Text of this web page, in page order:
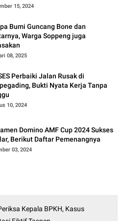
15, 2024
Bumi Guncang Bone dan
Warga Soppeng juga
08, 2025
Perbaiki Jalan Rusak di
Bukti Nyata Kerja Tanpa
10, 2024
Domino AMF Cup 2024 Sukses
Berikut Daftar Pemenangnya
03, 2024
Kepala BPKH, Kasus